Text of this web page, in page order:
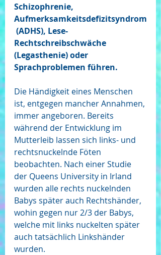
Schizophrenie,
Aufmerksamkeitsdefizitsyndrom
(ADHS), Lese-
Rechtschreibschwäche
(Legasthenie) oder
Sprachproblemen führen.
Die Händigkeit eines Menschen
ist, entgegen mancher Annahmen,
immer angeboren. Bereits
während der Entwicklung im
Mutterleib lassen sich links- und
rechtsnuckelnde Föten
beobachten. Nach einer Studie
der Queens University in Irland
wurden alle rechts nuckelnden
Babys später auch Rechtshänder,
wohin gegen nur 2/3 der Babys,
welche mit links nuckelten später
auch tatsächlich Linkshänder
wurden.